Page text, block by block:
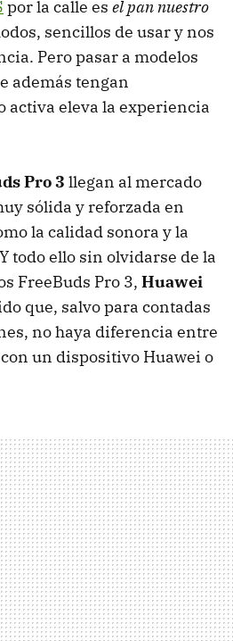
por la calle es el pan nuestro
sencillos de usar y nos
Pero pasar a modelos
además tengan
activa eleva la experiencia
Pro 3 llegan al mercado
sólida y reforzada en
la calidad sonora y la
todo ello sin olvidarse de la
FreeBuds Pro 3, Huawei
que, salvo para contadas
no haya diferencia entre
un dispositivo Huawei o